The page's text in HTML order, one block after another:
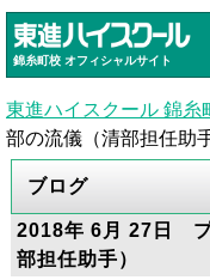
錦糸町校 オフィシャルサイト
東進ハイスクール 錦糸
部の流儀（清部担任助手
ブログ
2018年 6月 27日 プ
部担任助手）